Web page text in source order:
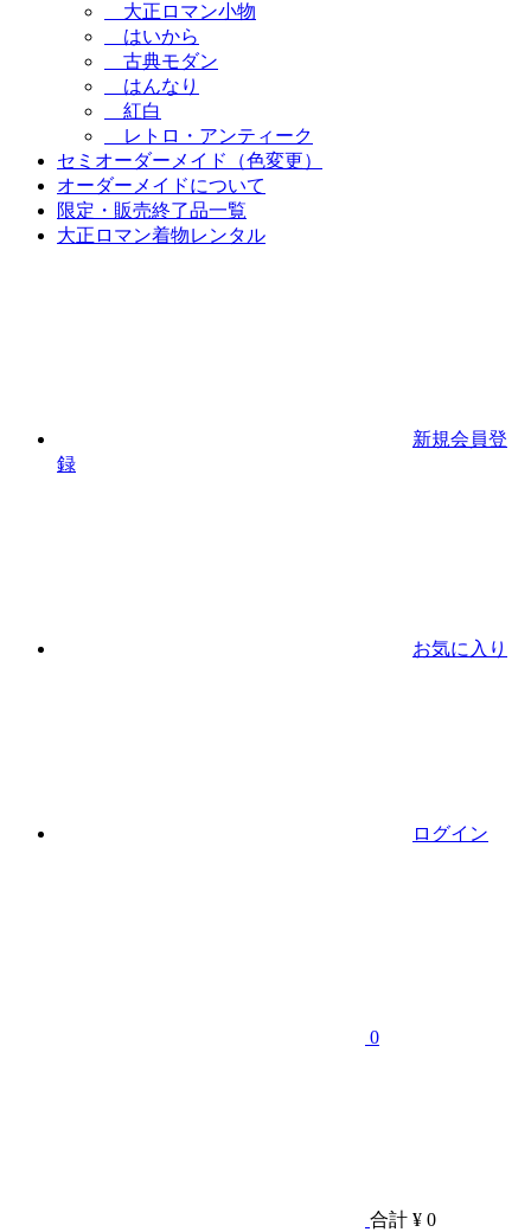
大正ロマン小物
はいから
古典モダン
はんなり
紅白
レトロ・アンティーク
セミオーダーメイド（色変更）
オーダーメイドについて
限定・販売終了品一覧
大正ロマン着物レンタル
新規会員登
録
お気に入り
ログイン
0
合計 ¥ 0